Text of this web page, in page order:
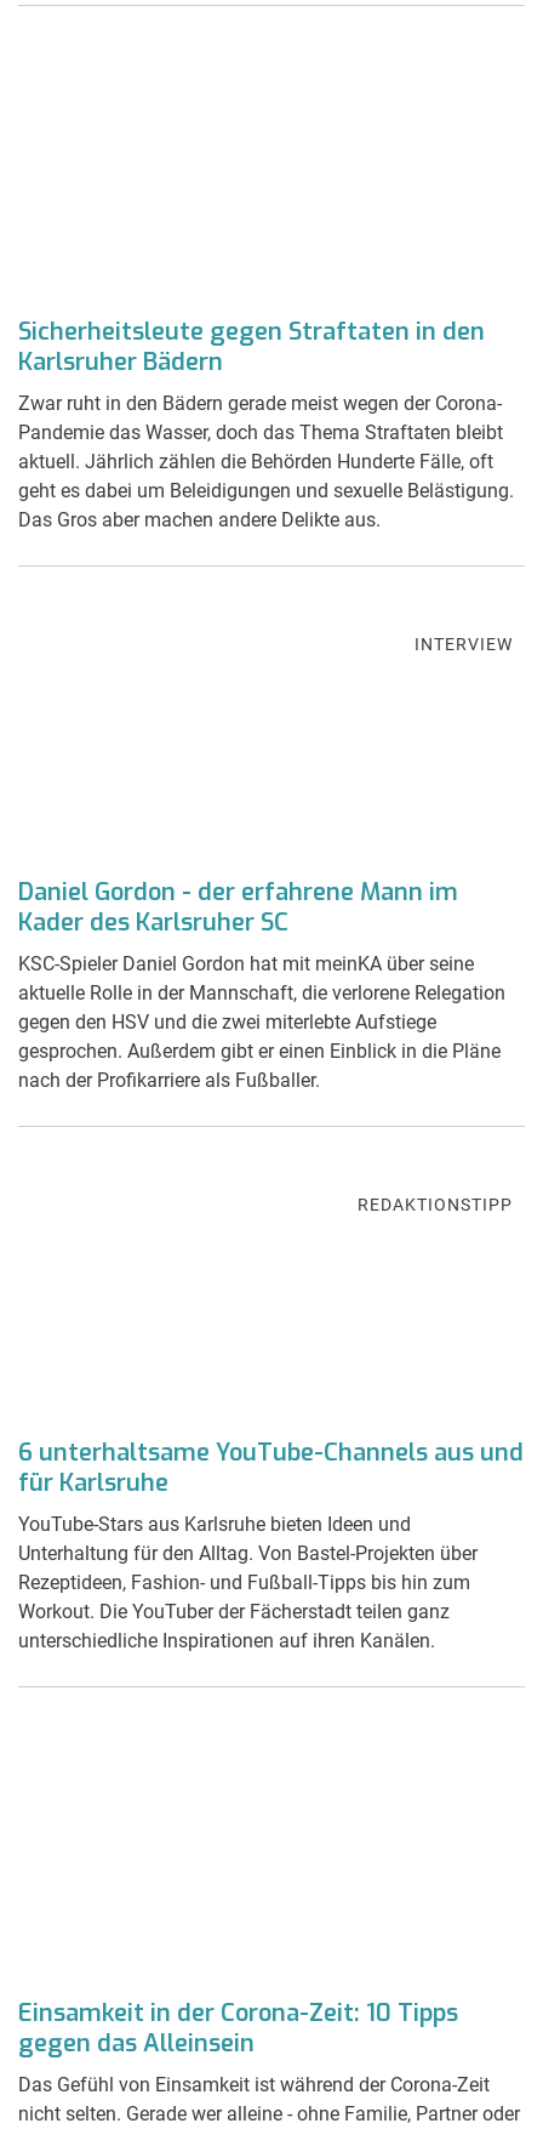
Sicherheitsleute gegen Straftaten in den
Karlsruher Bädern
Zwar ruht in den Bädern gerade meist wegen der Corona-
Pandemie das Wasser, doch das Thema Straftaten bleibt
aktuell. Jährlich zählen die Behörden Hunderte Fälle, oft
geht es dabei um Beleidigungen und sexuelle Belästigung.
Das Gros aber machen andere Delikte aus.
INTERVIEW
Daniel Gordon - der erfahrene Mann im
Kader des Karlsruher SC
KSC-Spieler Daniel Gordon hat mit meinKA über seine
aktuelle Rolle in der Mannschaft, die verlorene Relegation
gegen den HSV und die zwei miterlebte Aufstiege
gesprochen. Außerdem gibt er einen Einblick in die Pläne
nach der Profikarriere als Fußballer.
REDAKTIONSTIPP
6 unterhaltsame YouTube-Channels aus und
für Karlsruhe
YouTube-Stars aus Karlsruhe bieten Ideen und
Unterhaltung für den Alltag. Von Bastel-Projekten über
Rezeptideen, Fashion- und Fußball-Tipps bis hin zum
Workout. Die YouTuber der Fächerstadt teilen ganz
unterschiedliche Inspirationen auf ihren Kanälen.
Einsamkeit in der Corona-Zeit: 10 Tipps
gegen das Alleinsein
Das Gefühl von Einsamkeit ist während der Corona-Zeit
nicht selten. Gerade wer alleine - ohne Familie, Partner oder